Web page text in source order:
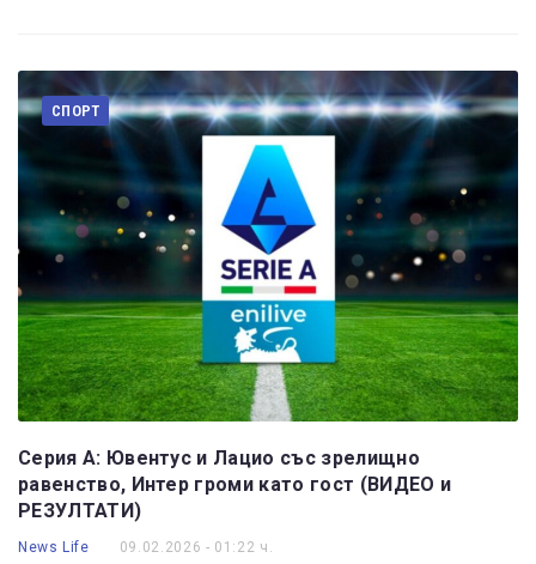
СПОРТ
Серия А: Ювентус и Лацио със зрелищно
равенство, Интер громи като гост (ВИДЕО и
РЕЗУЛТАТИ)
News Life 09.02.2026 - 01:22 ч.